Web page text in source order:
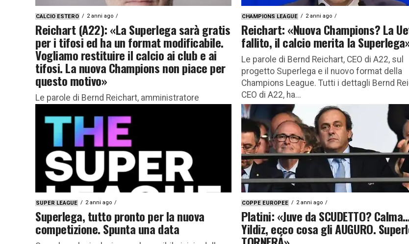
CALCIO ESTERO 2 anni ago
Reichart (A22): «La Superlega sarà gratis
per i tifosi ed ha un format modificabile.
Vogliamo restituire il calcio ai club e ai
tifosi. La nuova Champions non piace per
questo motivo»
Le parole di Bernd Reichart, amministratore
obiettivi futuri e la nuova Champions League Bernd
Reichart è l’amministratore delegato di...
CHAMPIONS LEAGUE 2 anni ago
Reichart: «Nuova Champions? La
fallito, il calcio merita la
Le parole di Bernd Reichart, CEO di A22, sul
progetto Superlega e il nuovo format della
Champions League. Tutti i dettagli Bernd
CEO di A22, ha...
SUPER LEAGUE 2 anni ago
Superlega, tutto pronto per la nuova
competizione. Spunta una data
COPPE EUROPEE 2 anni ago
Platini: «Juve da SCUDETTO?
Yildiz, ecco cosa gli AUGURO.